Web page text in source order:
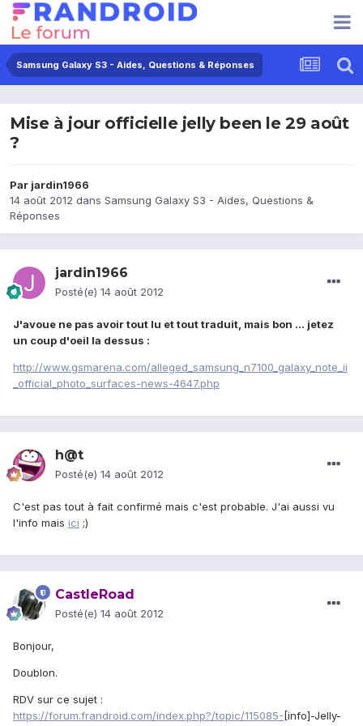
Samsung Galaxy S3 - Aides, Questions & Réponses
Mise à jour officielle jelly been le 29 août
?
Par jardin1966
14 août 2012 dans Samsung Galaxy S3 - Aides, Questions &
Réponses
jardin1966
Posté(e) 14 août 2012
J'avoue ne pas avoir tout lu et tout traduit, mais bon ... jetez
un coup d'oeil la dessus :
http://www.gsmarena.com/alleged_samsung_n7100_galaxy_note_ii
_official_photo_surfaces-news-4647.php
h@t
Posté(e) 14 août 2012
C'est pas tout à fait confirmé mais c'est probable. J'ai aussi vu
l'info mais ici ;)
CastleRoad
Posté(e) 14 août 2012
Bonjour,
Doublon.
RDV sur ce sujet :
https://forum.frandroid.com/index.php?/topic/115085- [info]-Jelly-